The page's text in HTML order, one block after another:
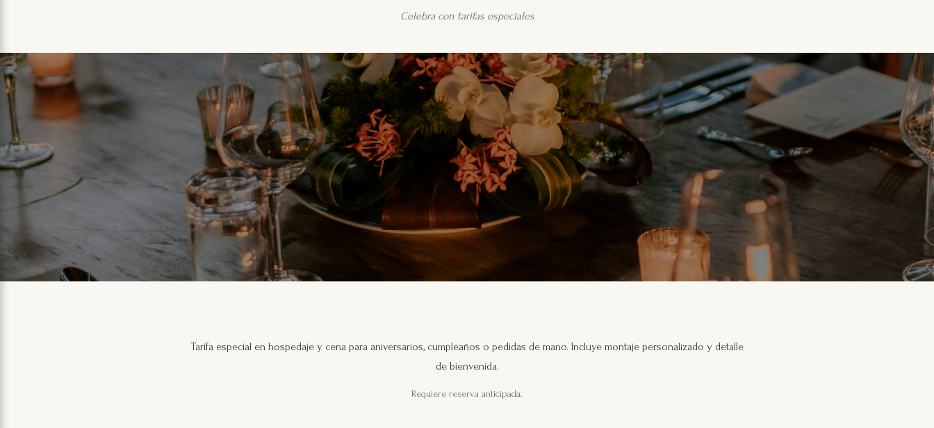
Celebra con tarifas especiales
Tarifa especial en hospedaje y cena para aniversarios, cumpleaños o pedidas de mano. Incluye montaje personalizado y detalle
de bienvenida.
Requiere reserva anticipada.